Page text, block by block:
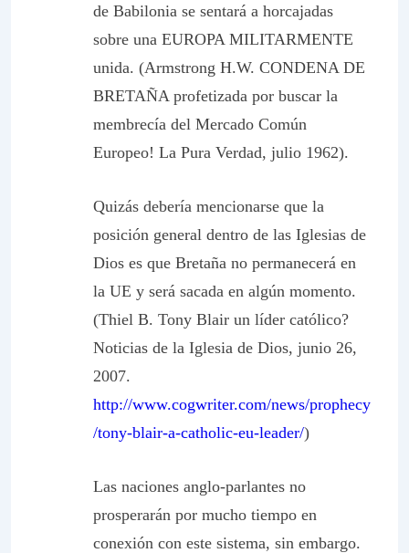
de Babilonia se sentará a horcajadas
sobre una EUROPA MILITARMENTE
unida. (Armstrong H.W. CONDENA DE
BRETAÑA profetizada por buscar la
membrecía del Mercado Común
Europeo! La Pura Verdad, julio 1962).
Quizás debería mencionarse que la
posición general dentro de las Iglesias de
Dios es que Bretaña no permanecerá en
la UE y será sacada en algún momento.
(Thiel B. Tony Blair un líder católico?
Noticias de la Iglesia de Dios, junio 26,
2007.
http://www.cogwriter.com/news/prophecy
/tony-blair-a-catholic-eu-leader/)
Las naciones anglo-parlantes no
prosperarán por mucho tiempo en
conexión con este sistema, sin embargo.